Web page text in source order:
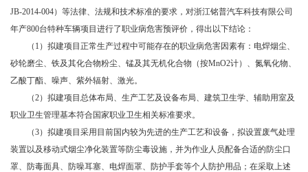
JB-2014-004）等法律、法规和技术标准的要求，对浙江铭普汽车科技有限公司
年产800台特种车辆项目进行了职业病危害预评价，得出以下结论：
（1）拟建项目正常生产过程中可能存在的职业病危害因素有：电焊烟尘、
砂轮磨尘、铁及其化合物粉尘、锰及其无机化合物（按MnO2计）、氮氧化物、
乙酸丁酯、噪声、紫外辐射、激光。
（2）拟建项目总体布局、生产工艺及设备布局、建筑卫生学、辅助用室及
职业卫生管理基本符合国家职业卫生相关标准要求。
（3）拟建项目采用目前国内较为先进的生产工艺和设备，拟设置废气处理
装置以及移动式烟尘净化装置等防尘毒设施，并为作业人员配备合适的防尘口
罩、防毒面具、防噪耳塞、电焊面罩、防护手套等个人防护用品；在采取上述